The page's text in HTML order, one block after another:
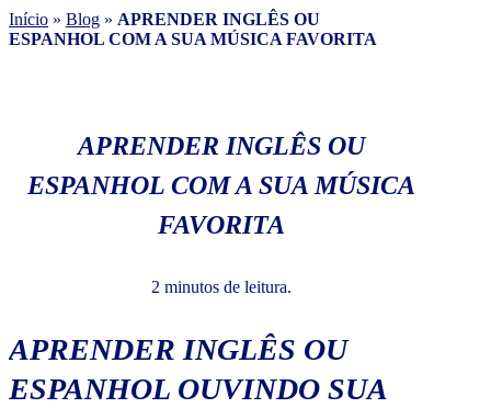
Início » Blog » APRENDER INGLÊS OU
ESPANHOL COM A SUA MÚSICA FAVORITA
APRENDER INGLÊS OU
ESPANHOL COM A SUA MÚSICA
FAVORITA
2 minutos de leitura.
APRENDER INGLÊS OU
ESPANHOL OUVINDO SUA